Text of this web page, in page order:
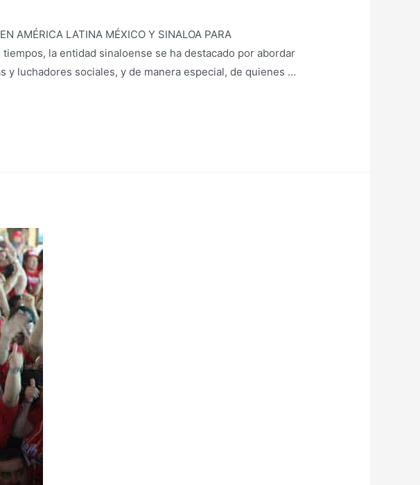
AMÉRICA LATINA MÉXICO Y SINALOA PARA
tiempos, la entidad sinaloense se ha destacado por abordar
luchadores sociales, y de manera especial, de quienes …